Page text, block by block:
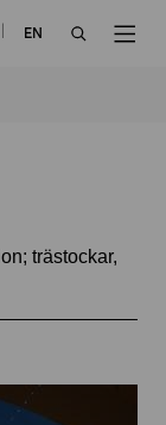
EN
trästockar,